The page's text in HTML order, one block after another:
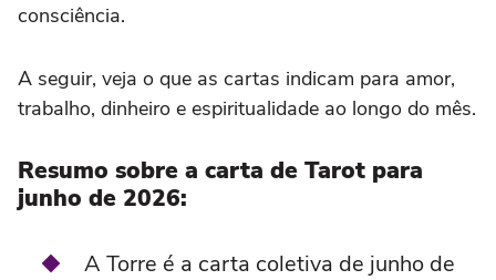
consciência.
A seguir, veja o que as cartas indicam para amor,
trabalho, dinheiro e espiritualidade ao longo do mês.
Resumo sobre a carta de Tarot para
junho de 2026:
A Torre é a carta coletiva de junho de